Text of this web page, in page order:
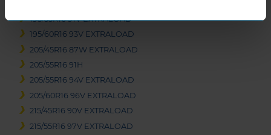
195/55R16 91V EXTRALOAD
195/60R16 93V EXTRALOAD
205/45R16 87W EXTRALOAD
205/55R16 91H
205/55R16 94V EXTRALOAD
205/60R16 96V EXTRALOAD
215/45R16 90V EXTRALOAD
215/55R16 97V EXTRALOAD